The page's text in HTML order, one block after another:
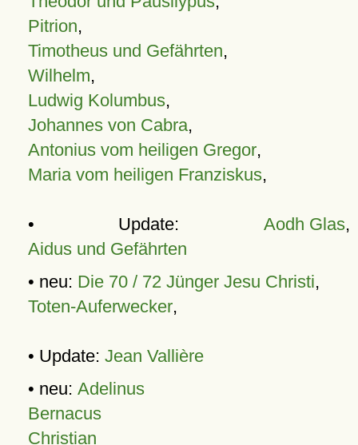
Pitrion,
Timotheus und Gefährten,
Wilhelm,
Ludwig Kolumbus,
Johannes von Cabra,
Antonius vom heiligen Gregor,
Maria vom heiligen Franziskus,
• Update: Aodh Glas,
Aidus und Gefährten
• neu: Die 70 / 72 Jünger Jesu Christi,
Toten-Auferwecker,
• Update: Jean Vallière
• neu: Adelinus
Bernacus
Christian